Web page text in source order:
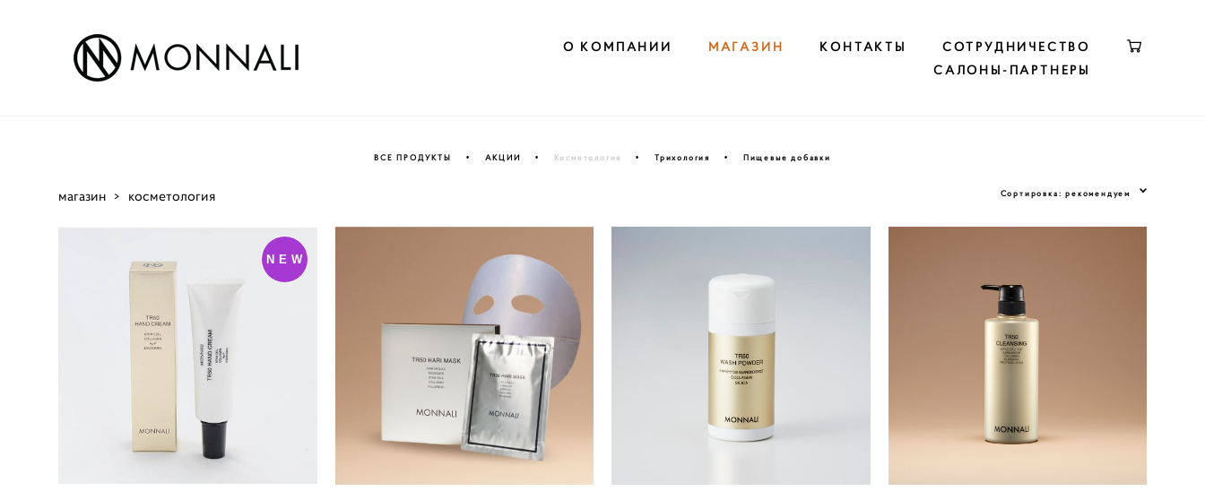
О КОМПАНИИ МАГАЗИН КОНТАКТЫ
СОТРУДНИЧЕСТВО
САЛОНЫ-ПАРТНЕРЫ
О КОМПАНИИ МАГАЗИН КОНТАКТЫ
СОТРУДНИЧЕСТВО
САЛОНЫ-ПАРТНЕРЫ
ВСЕ ПРОДУКТЫ • АКЦИИ • Косметология • Трихология • Пищевые добавки
магазин > косметология Сортировка: рекомендуем
NEW